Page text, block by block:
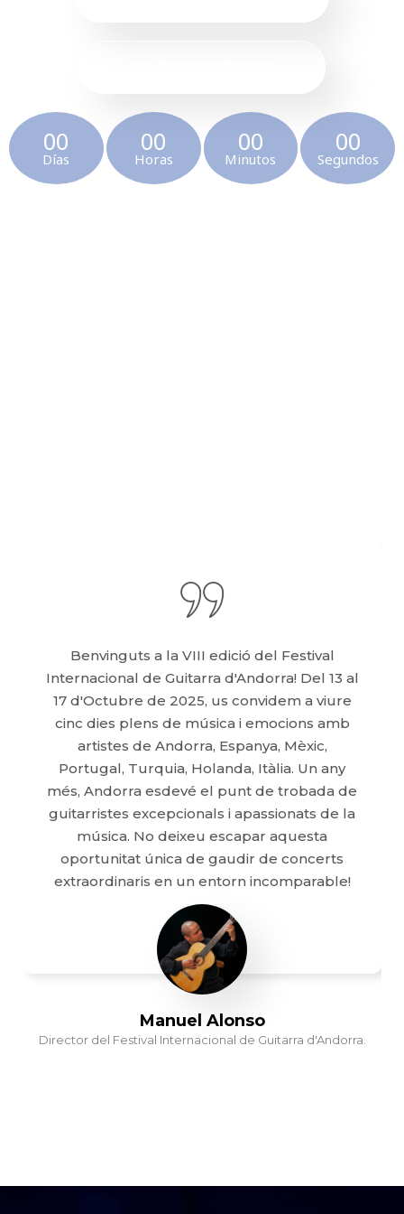
00
Días
00
Horas
00
Minutos
00
Segundos
Manuel Alonso
Director del Festival Internacional de Guitarra d'Andorra.
Benvinguts a la VIII edició del Festival
Internacional de Guitarra d'Andorra! Del 13 al
17 d'Octubre de 2025, us convidem a viure
cinc dies plens de música i emocions amb
artistes de Andorra, Espanya, Mèxic,
Portugal, Turquia, Holanda, Itàlia. Un any
més, Andorra esdevé el punt de trobada de
guitarristes excepcionals i apassionats de la
música. No deixeu escapar aquesta
oportunitat única de gaudir de concerts
extraordinaris en un entorn incomparable!